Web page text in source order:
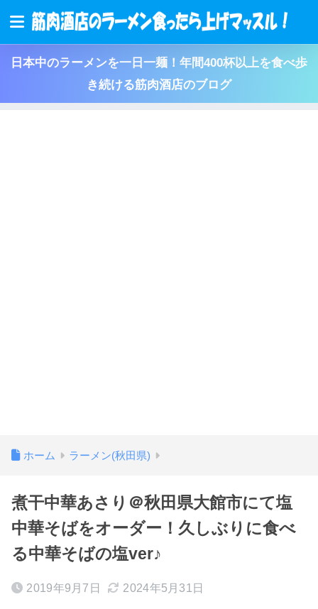
日本中のラーメンを一日一麺！年間400杯以上を食べ歩
き続ける筋肉酒店のブログ
ホーム ラーメン(秋田県)
煮干中華あさり＠秋田県大館市にて塩
中華そばをオーダー！久しぶりに食べ
る中華そばの塩ver♪
2019年9月7日 2024年5月31日